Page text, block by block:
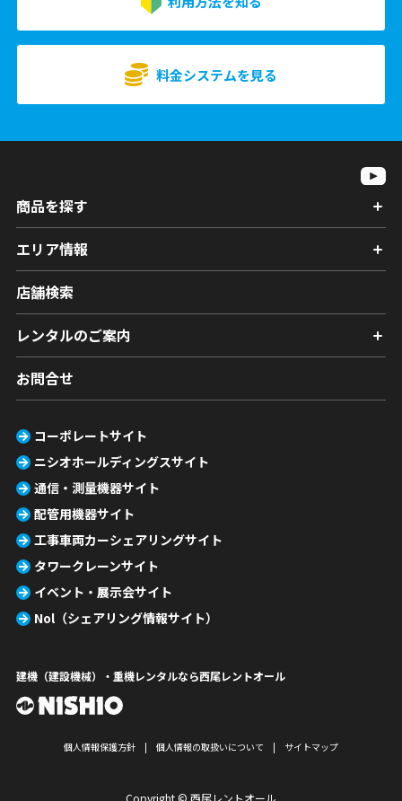
料金システムを見る
商品を探す
エリア情報
店舗検索
レンタルのご案内
お問合せ
コーポレートサイト
ニシオホールディングスサイト
通信・測量機器サイト
配管用機器サイト
工事車両カーシェアリングサイト
タワークレーンサイト
イベント・展示会サイト
Nol（シェアリング情報サイト）
建機（建設機械）・重機レンタルなら西尾レントオール
個人情報保護方針 個人情報の取扱いについて サイトマップ
Copyright © 西尾レントオール